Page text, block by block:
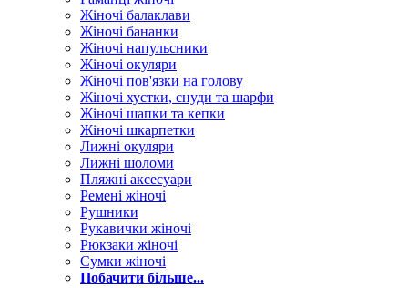
Жіночі балаклави
Жіночі бананки
Жіночі напульсники
Жіночі окуляри
Жіночі пов'язки на голову
Жіночі хустки, снуди та шарфи
Жіночі шапки та кепки
Жіночі шкарпетки
Лижні окуляри
Лижні шоломи
Пляжні аксесуари
Ремені жіночі
Рушники
Рукавички жіночі
Рюкзаки жіночі
Сумки жіночі
Побачити більше...